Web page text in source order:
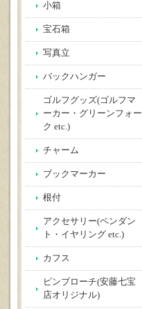
小箱
宝石箱
写真立
バックハンガー
ゴルフグッズ(ゴルフマ
ーカー・グリーンフォー
ク etc.)
チャーム
ブックマーカー
根付
アクセサリー(ペンダン
ト・イヤリング etc.)
カフス
ピンブローチ(安藤七宝
店オリジナル)